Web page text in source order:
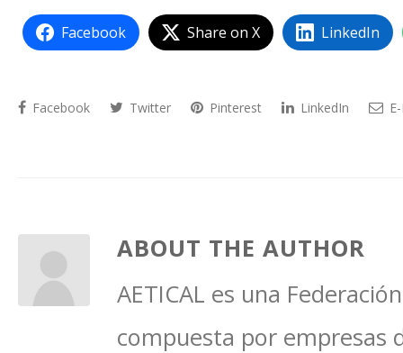
Facebook Share on X LinkedIn
Facebook Twitter Pinterest LinkedIn
ABOUT THE AUTHOR
AETICAL es una
compuesta por empresas